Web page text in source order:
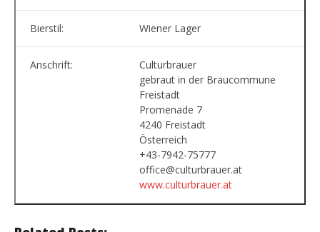
Bierstil: Wiener Lager
Anschrift:
Culturbrauer
gebraut in der Braucommune
Freistadt
Promenade 7
4240 Freistadt
Österreich
+43-7942-75777
office@culturbrauer.at
www.culturbrauer.at